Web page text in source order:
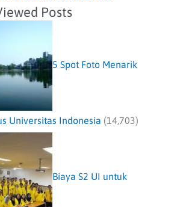
Posts
5 Spot Foto Menarik
Universitas Indonesia (14,703)
Biaya S2 UI untuk